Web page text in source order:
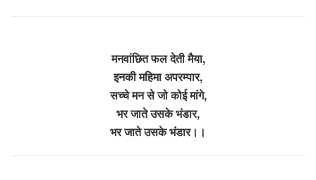
मनवांछित फल देती मैया,
इनकी महिमा अपरम्पार,
सच्चे मन से जो कोई मांगे,
भर जाते उसके भंडार,
भर जाते उसके भंडार।।